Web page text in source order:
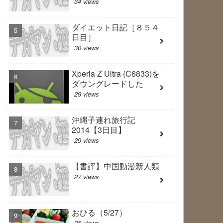
ダイエット日記［８５４
日目］
30 views
Xperia Z Ultra (C6833)を
ダウングレードした
29 views
沖縄子連れ旅行記
2014【3日目】
29 views
【書評】中国動漫新人類
27 views
おひる（5/27）